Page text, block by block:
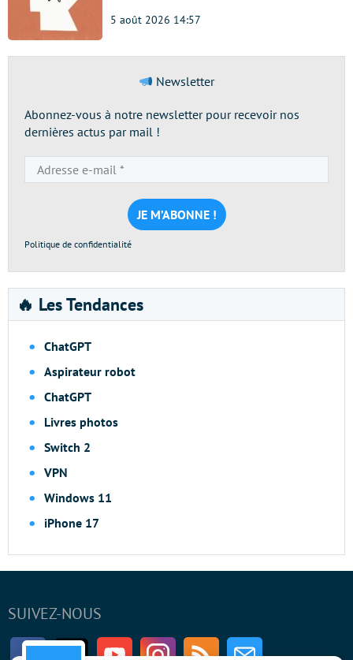
5 août 2026 14:57
Newsletter
Abonnez-vous à notre newsletter pour recevoir nos
dernières actus par mail !
e-
mail
*
Politique de confidentialité
🔥 Les Tendances
ChatGPT
Aspirateur robot
ChatGPT
Livres photos
Switch 2
VPN
Windows 11
iPhone 17
SUIVEZ-NOUS
FacebookTwitter Youtube InstagramRSS Newsletter